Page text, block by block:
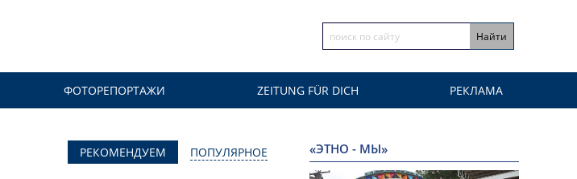
ФОТОРЕПОРТАЖИ ZEITUNG FÜR DICH РЕКЛАМА
РЕКОМЕНДУЕМ ПОПУЛЯРНОЕ «ЭТНО - МЫ»